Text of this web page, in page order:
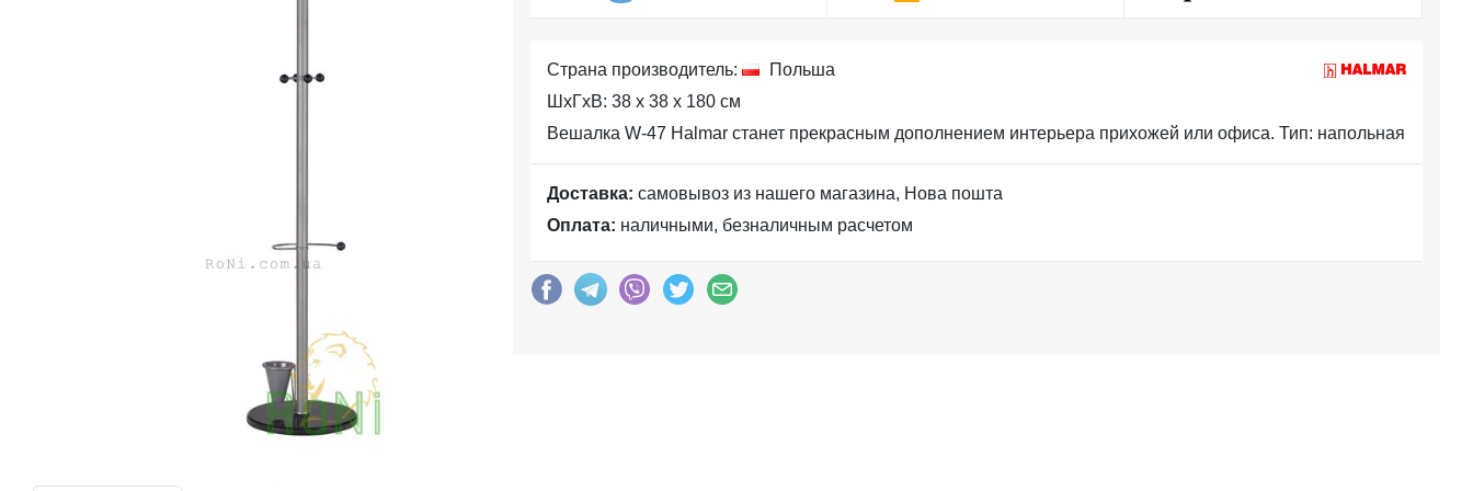
Страна производитель:
Польша
ШхГхВ: 38 x 38 x 180 см
Вешалка W-47 Halmar станет прекрасным дополнением интерьера прихожей или офиса. Тип: напольная
Доставка: самовывоз из нашего магазина, Нова пошта
Оплата: наличными, безналичным расчетом